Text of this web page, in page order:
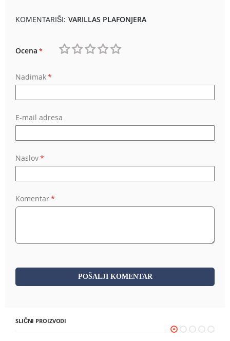
KOMENTARIŠI: VARILLAS PLAFONJERA
Ocena
Nadimak
E-mail adresa
Naslov
Komentar
POŠALJI KOMENTAR
SLIČNI PROIZVODI